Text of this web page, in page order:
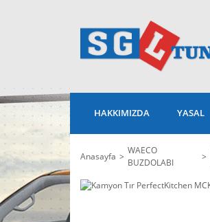
HAKKIMIZDA YASAL
Anasayfa
WAECO
BUZDOLABI